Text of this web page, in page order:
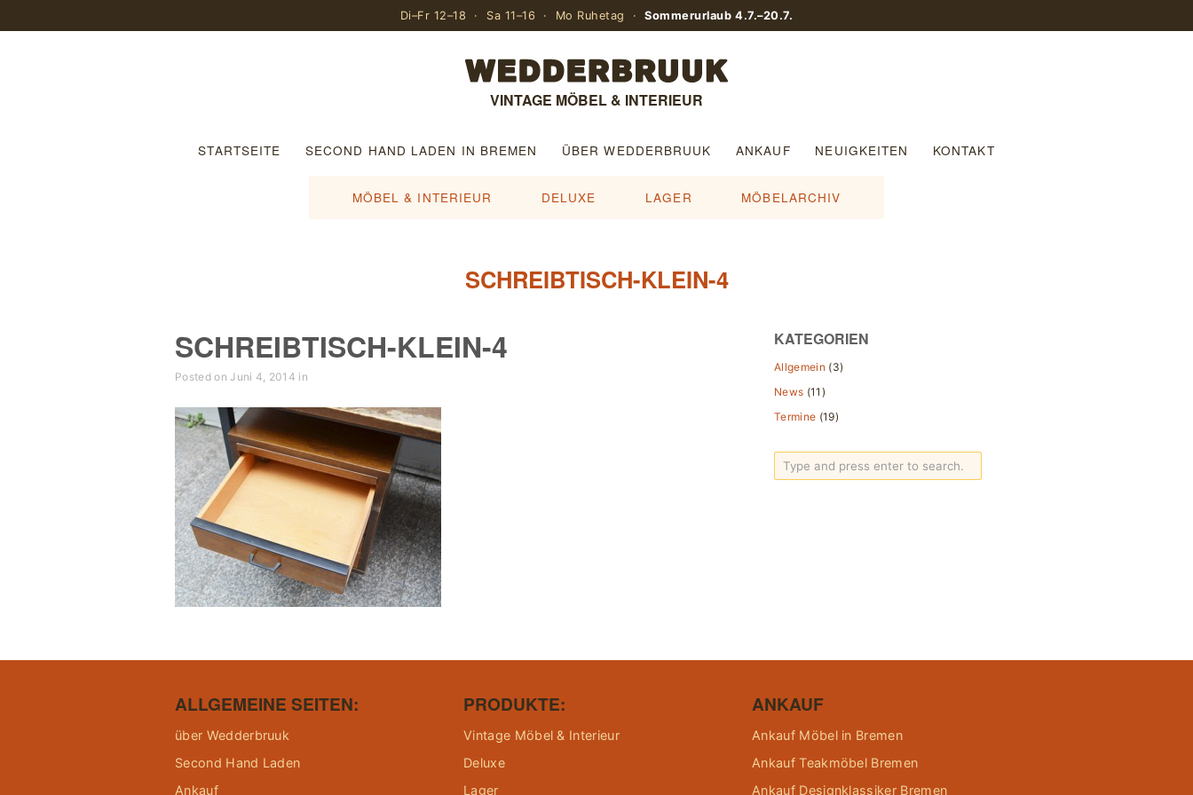
Di–Fr 12–18 · Sa 11–16 · Mo Ruhetag ·Sommerurlaub 4.7.–20.7.
VINTAGE MÖBEL & INTERIEUR
STARTSEITE SECOND HAND LADEN IN BREMEN ÜBER WEDDERBRUUK ANKAUF NEUIGKEITEN KONTAKT
MÖBEL & INTERIEUR DELUXE LAGER MÖBELARCHIV
SCHREIBTISCH-KLEIN-4
SCHREIBTISCH-KLEIN-4
Posted on Juni 4, 2014 in
KATEGORIEN
Allgemein (3)
News (11)
Termine (19)
ALLGEMEINE SEITEN:
über Wedderbruuk
Second Hand Laden
Ankauf
PRODUKTE:
Vintage Möbel & Interieur
Deluxe
Lager
ANKAUF
Ankauf Möbel in Bremen
Ankauf Teakmöbel Bremen
Ankauf Designklassiker Bremen